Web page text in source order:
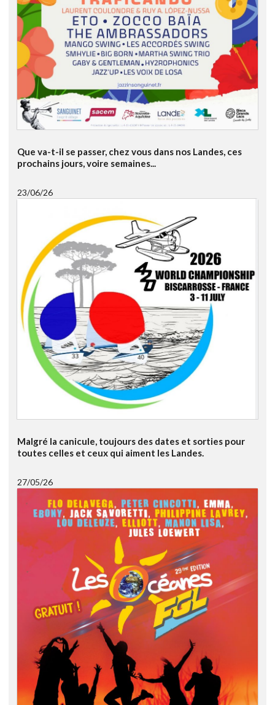
Que va-t-il se passer, chez vous dans nos Landes, ces
prochains jours, voire semaines...
23/06/26
Malgré la canicule, toujours des dates et sorties pour
toutes celles et ceux qui aiment les Landes.
27/05/26